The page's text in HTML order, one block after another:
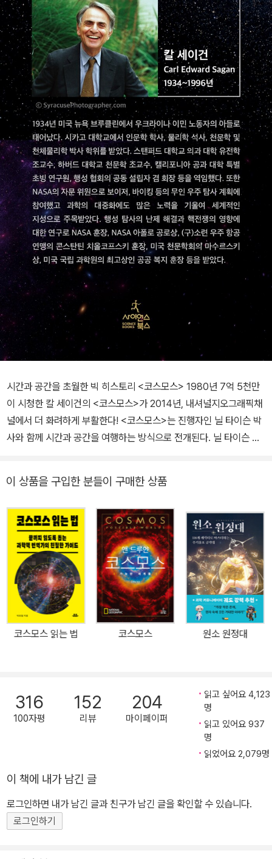
시간과 공간을 초월한 빅 히스토리 <코스모스> 1980년 7억 5천만
이 시청한 칼 세이건의 <코스모스>가 2014년, 내셔널지오그래픽채
널에서 더 화려하게 부활한다! <코스모스>는 진행자인 닐 타이슨 박
사와 함께 시간과 공간을 여행하는 방식으로 전개된다. 닐 타이슨 박
간과 137억년의 시간을 자유롭게 항해하는 모습을 선보인다. 기존 다
큐멘터리를 뛰어넘는 지구와 자연의 아름다움을 담아낸 영상미뿐만
아니라 우주의 신비로움을 표현한 그래픽, 역사 속 에피소드를 재현
한 애니메이션 등 다양한 표현방식을 살펴보는 것도 큰 볼거리다. 13
부작, 매주 토요일 밤 11시 내셔널지오그래픽채널 방송 (2014년 3월
15일 첫방송) 우주를 다룬 대중 과학서의 걸작 <코스모스>가 2004
년 새롭게 완역되었다. <콘택트>, <창백한 푸른 점> 등의 지은이 칼
세이건의 저작 중에서 가장 유명한 이 책은 우주, 별, 지구, 그리고 인
간이 어우러져 빚어내는 매혹과 탐구의 역사를 매끄러운 글과 멋진
사진으로 담아내어, 출간 20년이 훌쩍 넘은 지금도 가장 읽을만한 교
낸 과학자들의 노력, 즉 별자리와 천문학과 우주탐험과 외계와의 교
신 연구 등을 소개한다. 또한 우리 우주에는 다른 생명체가 존재할 것
인지, 우주의 미래는 어떨 것인지 등의 철학적 질문도 던진다. 6억이
넘는 시청자를 끌어모은 텔레비전 교양 프로그램을 바탕으로 1980
년 이 책이 출간된 이래, 천문학과 우주탐험의 세계는 눈부신 발전을
거두었다. 과학자들은 토성의 위성에 탐사로봇을 착륙시키는가 하면
들을 끄는 것은, <코스모스>가 그 모든 놀라운 일들을 예상하고 그
아름다움과 매력을 가장 잘 설명한 최초의 책이자 최고의 책이기 때
이 상품을 구입한 분들이 구매한 상품
코스모스 읽는 법 코스모스 원소 원정대
316
100자평
152
리뷰
204
마이페이퍼
읽고 싶어요 4,123
명
읽고 있어요 937
명
읽었어요 2,079명
이 책에 내가 남긴 글
로그인하면 내가 남긴 글과 친구가 남긴 글을 확인할 수 있습니다.
로그인하기